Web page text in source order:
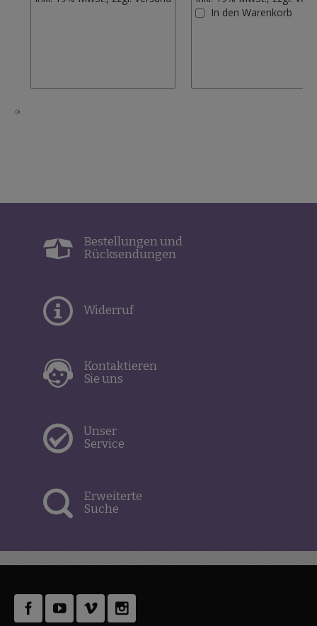
WunschlisteIn den Warenkorb
‹›
Bestellungen und
Rücksendungen
Widerruf
Kontaktieren
Sie uns
Unser
Service
Erweiterte
Suche